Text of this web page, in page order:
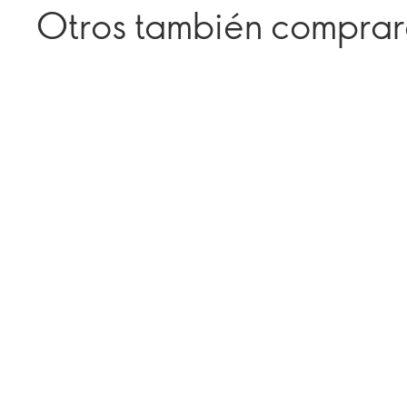
Otros también